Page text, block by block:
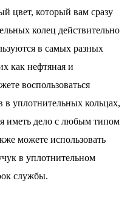
цвет, который вам сразу
колец действительно
в самых разных
как нефтяная и
воспользоваться
в уплотнительных кольцах,
иметь дело с любым типом
можете использовать
в уплотнительном
службы.